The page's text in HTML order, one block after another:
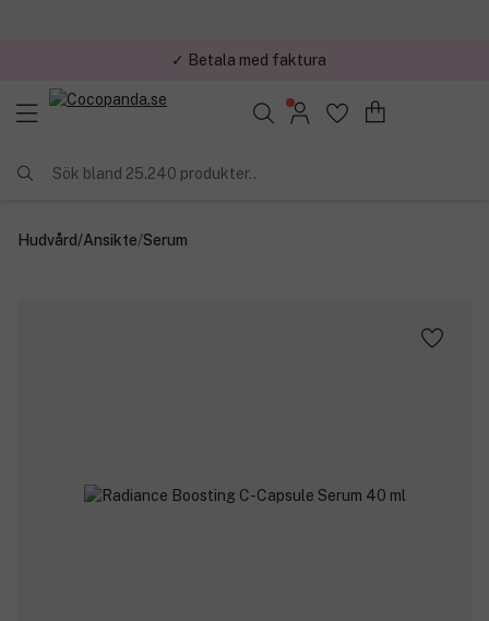
✓ Trygg E-handel
Sök bland 25.240 produkter..
Hudvård/Ansikte/Serum